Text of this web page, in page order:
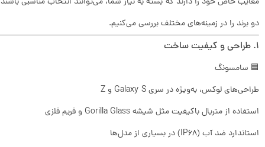
دو برند را در زمینه‌های مختلف بررسی می‌کنیم.
۱. طراحی و کیفیت ساخت
🟦 سامسونگ
طراحی‌های لوکس، به‌ویژه در سری Galaxy S و Z
استفاده از متریال باکیفیت مثل شیشه Gorilla Glass و فریم فلزی
استاندارد ضد آب (IP68) در بسیاری از مدل‌ها